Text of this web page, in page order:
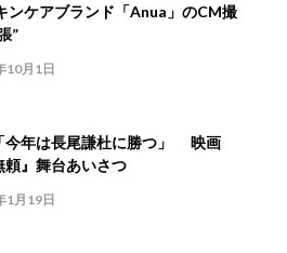
ンケアブランド「Anua」のCM撮
”
10月1日
今年は長尾謙杜に勝つ」 映画
頼』舞台あいさつ
1月19日